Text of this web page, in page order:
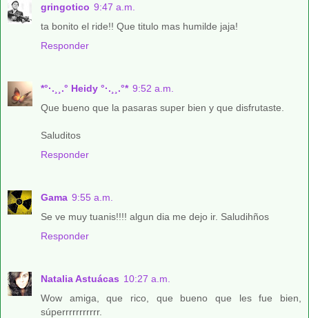
gringotico 9:47 a.m.
ta bonito el ride!! Que titulo mas humilde jaja!
Responder
*°·.¸¸.° Heidy °·.¸¸.°* 9:52 a.m.
Que bueno que la pasaras super bien y que disfrutaste.
Saluditos
Responder
Gama 9:55 a.m.
Se ve muy tuanis!!!! algun dia me dejo ir. Saludihños
Responder
Natalia Astuácas 10:27 a.m.
Wow amiga, que rico, que bueno que les fue bien,
súperrrrrrrrrrr.